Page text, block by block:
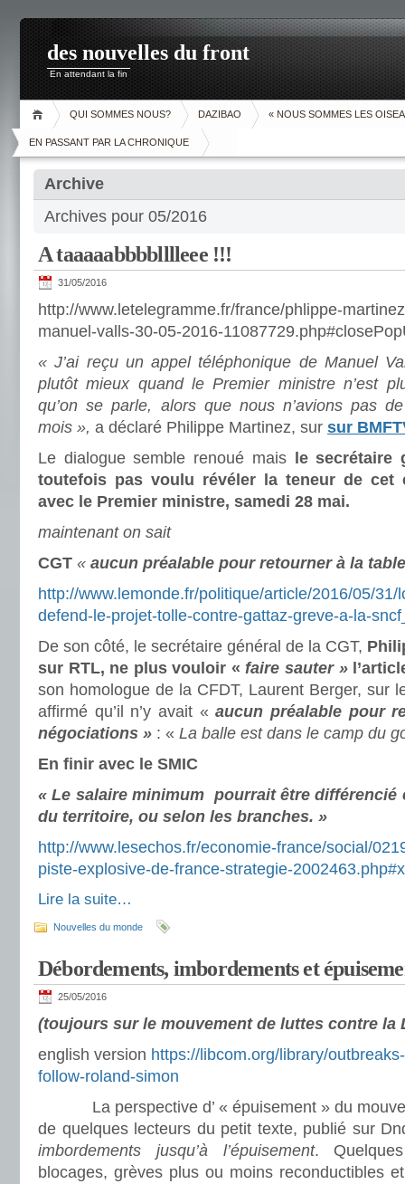
des nouvelles du front
En attendant la fin
QUI SOMMES NOUS? DAZIBAO « NOUS SOMMES LES
EN PASSANT PAR LA CHRONIQUE
Archive
Archives pour 05/2016
A taaaaabbbblllleee !!!
31/05/2016
http://www.letelegramme.fr/france/phlippe-
manuel-valls-30-05-2016-
« J’ai reçu un appel téléphonique de Manuel
plutôt mieux quand le Premier ministre n’est
qu’on se parle, alors que nous n’avions pas
mois », a déclaré Philippe Martinez, sur sur
Le dialogue semble renoué mais
le secrétaire
toutefois pas voulu révéler la teneur de cet
avec le Premier ministre, samedi 28 mai.
maintenant on sait
CGT « aucun préalable pour retourner à la
http://www.lemonde.fr/politique/article/2016/05/31/
defend-le-projet-tolle-contre-gattaz-greve-a-la-
De son côté, le secrétaire général de la CGT,
sur RTL, ne plus vouloir «faire sauter »
son homologue de la CFDT, Laurent Berger, sur
affirmé qu’il n’y avait « aucun préalable pour
négociations » : « La balle est dans le camp du
En finir avec le SMIC
« Le salaire minimum pourrait être différencié
du territoire, ou selon les branches. »
http://www.lesechos.fr/economie-france/social/
piste-explosive-de-france-strategie-
Lire la suite…
Nouvelles du monde
Débordements, imbordements et
25/05/2016
(toujours sur le mouvement de luttes contre la
english version https://libcom.org/library/
follow-roland-simon
La perspective d’ « épuisement » du
de quelques lecteurs du petit texte, publié sur
imbordements jusqu’à l’épuisement.
blocages, grèves plus ou moins reconductibles